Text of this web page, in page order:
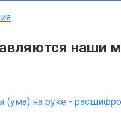
наши